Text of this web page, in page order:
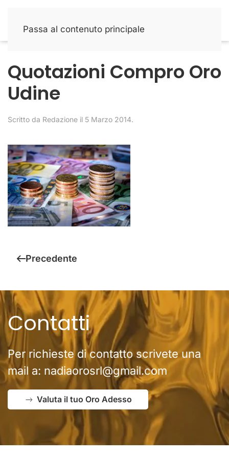
Passa al contenuto principale
Quotazioni Compro Oro
Udine
Scritto da Redazione il 5 Marzo 2014.
Precedente
Contatti
Per richieste di contatto scrivete una
mail a: nadiaorosrl@gmail.com
Valuta il tuo Oro Adesso